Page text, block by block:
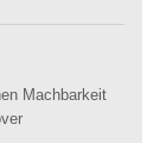
Machbarkeit